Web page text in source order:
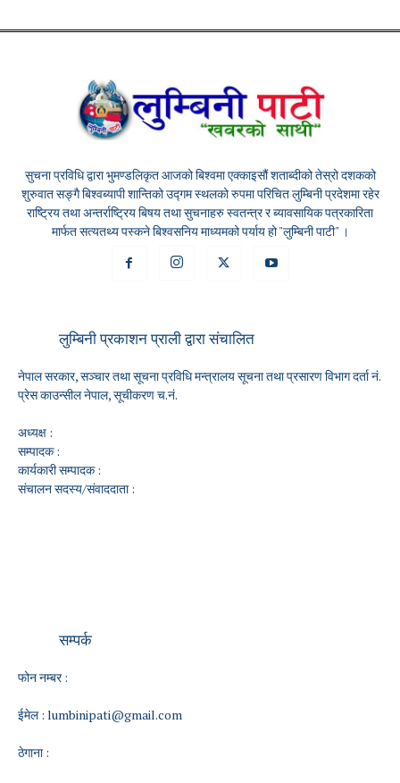
सुचना प्रविधि द्वारा भुमण्डलिकृत आजको बिश्वमा एक्काइसौं शताब्दीको तेस्रो दशकको
शुरुवात सङ्गै बिश्वब्यापी शान्तिको उद्गम स्थलको रुपमा परिचित लुम्बिनी प्रदेशमा रहेर
राष्ट्रिय तथा अन्तर्राष्ट्रिय बिषय तथा सुचनाहरु स्वतन्त्र र ब्यावसायिक पत्रकारिता
मार्फत सत्यतथ्य पस्कने बिश्वसनिय माध्यमको पर्याय हो "लुम्बिनी पाटी" ।
लुम्बिनी प्रकाशन प्राली द्वारा संचालित
नेपाल सरकार, सञ्चार तथा सूचना प्रविधि मन्त्रालय सूचना तथा प्रसारण विभाग दर्ता नं.
प्रेस काउन्सील नेपाल, सूचीकरण च.नं.
अध्यक्ष :
सम्पादक :
कार्यकारी सम्पादक :
संचालन सदस्य/संवाददाता :
सम्पर्क
फोन नम्बर :
ईमेल : lumbinipati@gmail.com
ठेगाना :